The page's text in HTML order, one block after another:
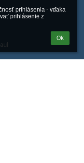
prihlásenia - vďaka
prihlásenie z
Ok